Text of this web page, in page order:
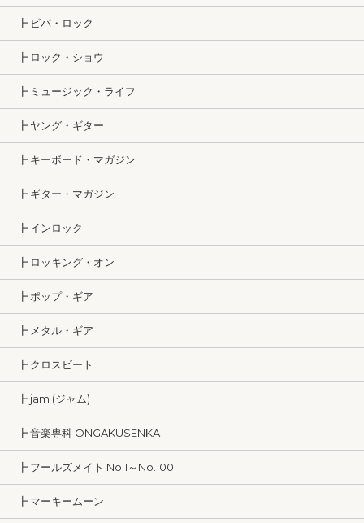
┣ ビバ・ロック
┣ ロック・ショウ
┣ ミュージック・ライフ
┣ ヤング・ギター
┣ キーボード・マガジン
┣ ギター・マガジン
┣ インロック
┣ ロッキング・オン
┣ ポップ・ギア
┣ メタル・ギア
┣ クロスビート
┣ jam (ジャム)
┣ 音楽専科 ONGAKUSENKA
┣ フールズメイト No.1～No.100
┣ マーキームーン